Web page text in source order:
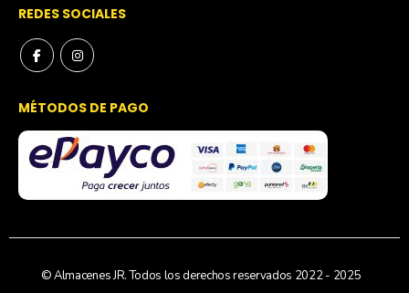
REDES SOCIALES
MÉTODOS DE PAGO
© Almacenes JR. Todos los derechos reservados 2022 - 2025